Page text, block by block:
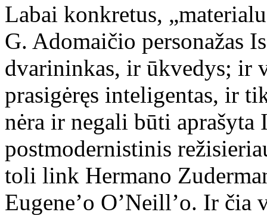
Labai konkretus,
G. Adomaičio personažas
dvarininkas, ir ūkvedys; ir
prasigėręs inteligentas, ir
nėra ir negali būti
postmodernistinis
toli link Hermano
Eugene’o O’Neill’o. Ir čia